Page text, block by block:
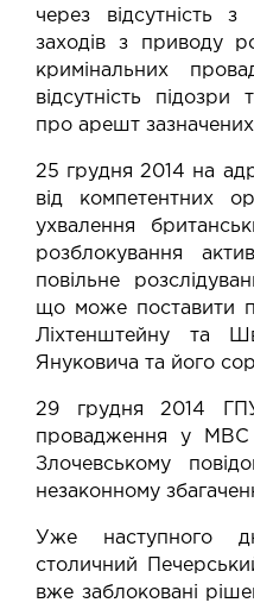
через відсутність
заходів з приводу
кримінальних
відсутність підозри
про арешт
25 грудня 2014 на
від компетентних
ухвалення
розблокування
повільне
що може поставити
Ліхтенштейну та
Януковича та його
29 грудня 2014
провадження у
Злочевському
незаконному
Уже наступного
столичний
вже заблоковані